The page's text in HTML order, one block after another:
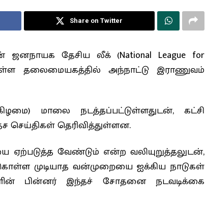
Share on Twitter
தேசிய லீக் (National League for
தலைமையகத்தில் அந்நாட்டு இராணுவம்
மாலை நடத்தப்பட்டுள்ளதுடன், கட்சி
செய்திகள் தெரிவித்துள்ளன.
வேண்டும் என்ற வலியுறுத்தலுடன்,
முடியாத வன்முறையை ஐக்கிய நாடுகள்
பின்னர் இந்தச் சோதனை நடவடிக்கை